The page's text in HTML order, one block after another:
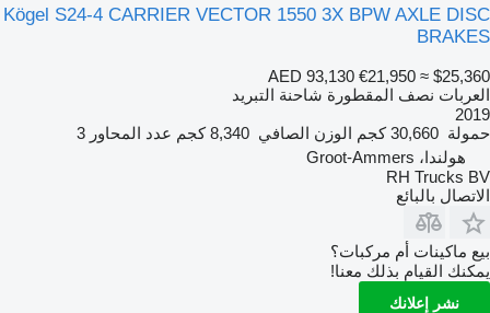
Kögel S24-4 CARRIER VECTOR 1550 3X BPW AXLE DISC
BRAKES
AED 93,130 €21,950 ≈ $25,360
العربات نصف المقطورة شاحنة التبريد
2019
حمولة 30,660 كجم الوزن الصافي 8,340 كجم عدد المحاور 3
هولندا، Groot-Ammers
RH Trucks BV
الاتصال بالبائع
بيع ماكينات أم مركبات؟
يمكنك القيام بذلك معنا!
نشر إعلانك